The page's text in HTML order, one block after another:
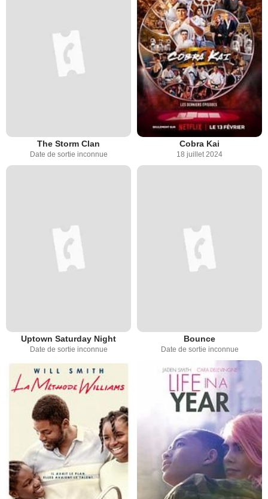
The Storm Clan
Date de sortie inconnue
Cobra Kai
18 juillet 2024
Uptown Saturday Night
Date de sortie inconnue
Bounce
Date de sortie inconnue